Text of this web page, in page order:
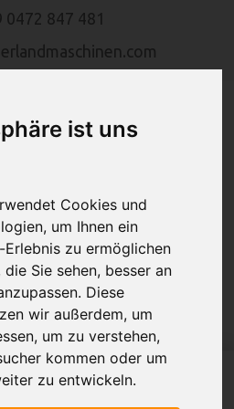
ist uns
Cookies und
um Ihnen ein
zu ermöglichen
Sie sehen, besser an
Diese
wir außerdem, um
um zu verstehen,
kommen oder um
zu entwickeln.
0472 847 481
MENU